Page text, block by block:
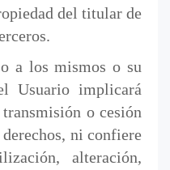
del titular de
a los mismos o su
Usuario implicará
o cesión
ni confiere
alteración,